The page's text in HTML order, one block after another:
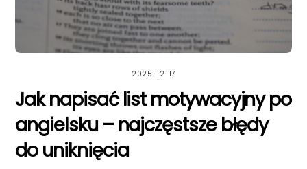
2025-12-17
Jak napisać list motywacyjny po
angielsku – najczęstsze błędy
do uniknięcia